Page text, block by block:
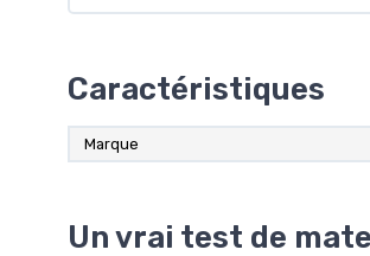
Caractéristiques
Marque
Un vrai test de